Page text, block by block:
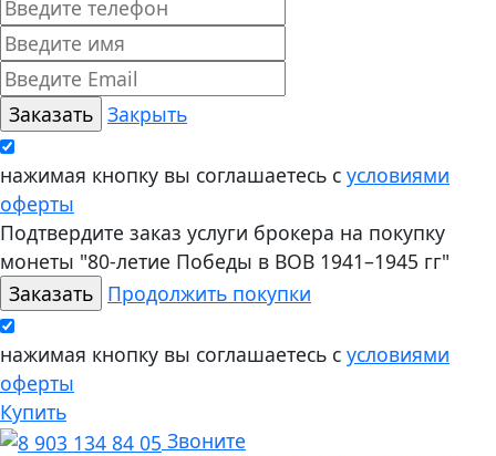
Закрыть
нажимая кнопку вы соглашаетесь с условиями
оферты
Подтвердите заказ услуги брокера на покупку
монеты "80-летие Победы в ВОВ 1941–1945 гг"
Продолжить покупки
нажимая кнопку вы соглашаетесь с условиями
оферты
Купить
Звоните